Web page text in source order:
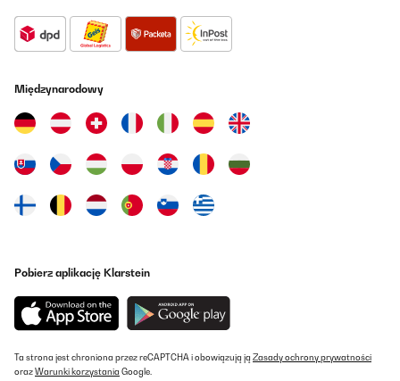
Międzynarodowy
Pobierz aplikację Klarstein
Ta strona jest chroniona przez reCAPTCHA i obowiązują ją Zasady ochrony prywatności
orazWarunki korzystania Google.